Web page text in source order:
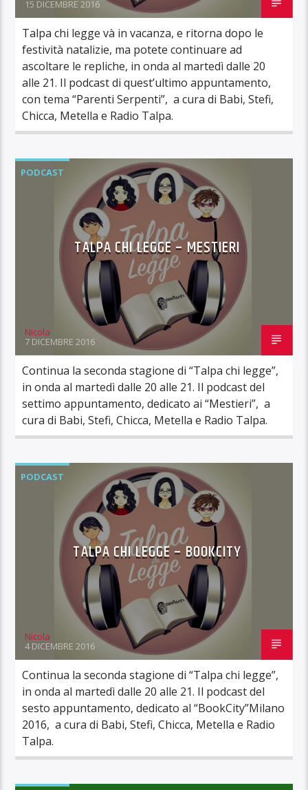
15 DICEMBRE 2016
Talpa chi legge và in vacanza, e ritorna dopo le
festività natalizie, ma potete continuare ad
ascoltare le repliche, in onda al martedì dalle 20
alle 21. Il podcast di quest’ultimo appuntamento,
con tema “Parenti Serpenti”, a cura di Babi, Stefi,
Chicca, Metella e Radio Talpa.
PODCAST
TALPA CHI LEGGE – MESTIERI
Nicola
7 DICEMBRE 2016
Continua la seconda stagione di “Talpa chi legge”,
in onda al martedì dalle 20 alle 21. Il podcast del
settimo appuntamento, dedicato ai “Mestieri”, a
cura di Babi, Stefi, Chicca, Metella e Radio Talpa.
PODCAST
TALPA CHI LEGGE – BOOKCITY
Nicola
4 DICEMBRE 2016
Continua la seconda stagione di “Talpa chi legge”,
in onda al martedì dalle 20 alle 21. Il podcast del
sesto appuntamento, dedicato al “BookCity”Milano
2016, a cura di Babi, Stefi, Chicca, Metella e Radio
Talpa.